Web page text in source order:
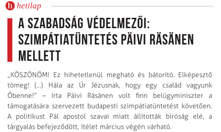
hetilap
A szabadság védelmezői:
Szimpátiatüntetés Päivi Räsänen
mellett
„KÖSZÖNÖM! Ez hihetetlenül megható és bátorító. Elképesztő
tömeg! (…) Hála az Úr Jézusnak, hogy egy család vagyunk
Őbenne!” – írta Päivi Räsänen volt finn belügyminiszter a
támogatására szervezett budapesti szimpátiatüntetést követően.
A politikust Pál apostol szavai miatt állították bíróság elé, a
tárgyalás befejeződött, ítélet március végén várható.